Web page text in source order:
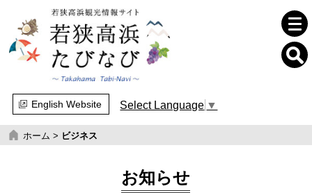
English Website Select Language ▼
ホーム > ビジネス
お知らせ